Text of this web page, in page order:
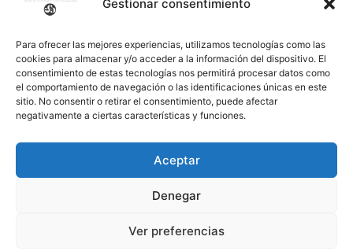
Gestionar consentimiento
Para ofrecer las mejores experiencias, utilizamos tecnologías como las
cookies para almacenar y/o acceder a la información del dispositivo. El
consentimiento de estas tecnologías nos permitirá procesar datos como
el comportamiento de navegación o las identificaciones únicas en este
sitio. No consentir o retirar el consentimiento, puede afectar
negativamente a ciertas características y funciones.
Aceptar
Denegar
Ver preferencias
Textos legales
Aviso legal